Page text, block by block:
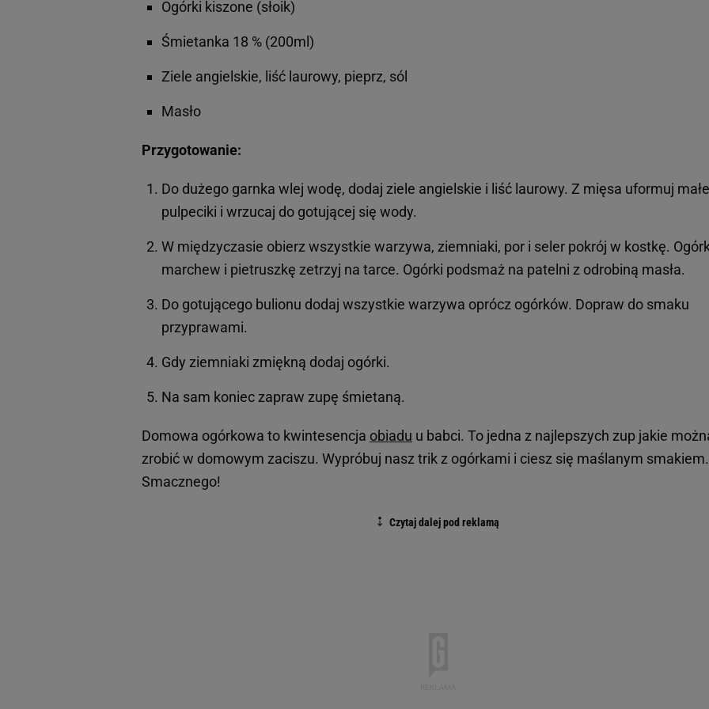
Ogórki kiszone (słoik)
Śmietanka 18 % (200ml)
Ziele angielskie, liść laurowy, pieprz, sól
Masło
Przygotowanie:
Do dużego garnka wlej wodę, dodaj ziele angielskie i liść laurowy. Z mięsa uformuj małe
pulpeciki i wrzucaj do gotującej się wody.
W międzyczasie obierz wszystkie warzywa, ziemniaki, por i seler pokrój w kostkę.
marchew i pietruszkę zetrzyj na tarce. Ogórki podsmaż na patelni z odrobiną masła.
Do gotującego bulionu dodaj wszystkie warzywa oprócz ogórków. Dopraw do smaku
przyprawami.
Gdy ziemniaki zmiękną dodaj ogórki.
Na sam koniec zapraw zupę śmietaną.
Domowa ogórkowa to kwintesencja obiadu u babci. To jedna z najlepszych zup jakie
zrobić w domowym zaciszu. Wypróbuj nasz trik z ogórkami i ciesz się maślanym smakiem.
Smacznego!